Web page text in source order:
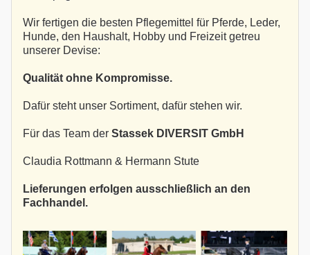
Wir fertigen die besten Pflegemittel für Pferde, Leder,
Hunde, den Haushalt, Hobby und Freizeit getreu
unserer Devise:
Qualität ohne Kompromisse.
Dafür steht unser Sortiment, dafür stehen wir.
Für das Team der Stassek DIVERSIT GmbH
Claudia Rottmann & Hermann Stute
Lieferungen erfolgen ausschließlich an den
Fachhandel.